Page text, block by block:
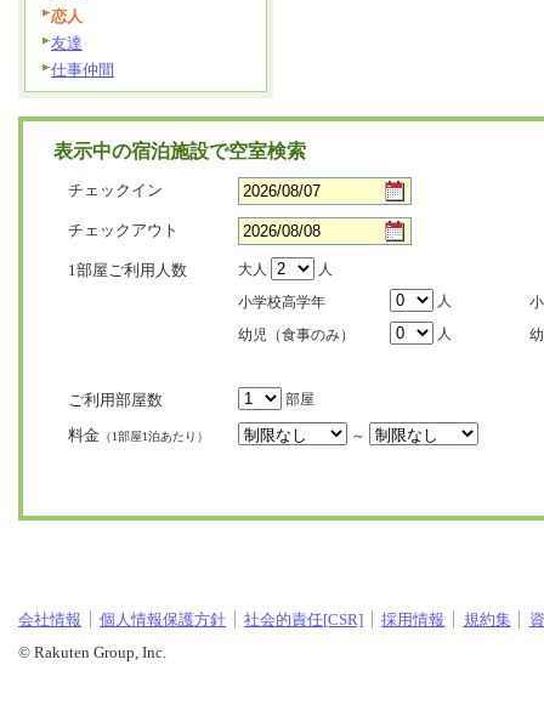
恋人
友達
仕事仲間
表示中の宿泊施設で空室検索
チェックイン
チェックアウト
1部屋ご利用人数 大人
人
小学校高学年
人
幼児（食事のみ）
人
ご利用部屋数 部屋
料金 （1部屋1泊あたり） ～
会社情報 個人情報保護方針 社会的責任[CSR] 採用情報 規約集
© Rakuten Group, Inc.